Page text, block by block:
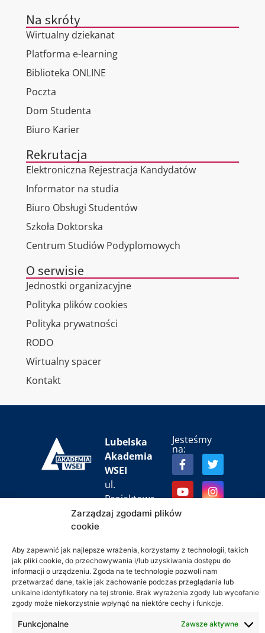
Zarządzaj zgodami plików
cookie
Aby zapewnić jak najlepsze wrażenia, korzystamy z technologii, takich
jak pliki cookie, do przechowywania i/lub uzyskiwania dostępu do
informacji o urządzeniu. Zgoda na te technologie pozwoli nam
przetwarzać dane, takie jak zachowanie podczas przeglądania lub
unikalne identyfikatory na tej stronie. Brak wyrażenia zgody lub wycofanie
zgody może niekorzystnie wpłynąć na niektóre cechy i funkcje.
Funkcjonalne Zawsze aktywne
Na skróty
Wirtualny dziekanat
Platforma e-learning
Biblioteka ONLINE
Poczta
Dom Studenta
Biuro Karier
Rekrutacja
Elektroniczna Rejestracja Kandydatów
Informator na studia
Biuro Obsługi Studentów
Szkoła Doktorska
Centrum Studiów Podyplomowych
O serwisie
Jednostki organizacyjne
Polityka plików cookies
Polityka prywatności
RODO
Wirtualny spacer
Kontakt
Lubelska
Akademia
WSEI
ul.
Projektowa
4
+48 81
749 17
70
Jesteśmy
na: